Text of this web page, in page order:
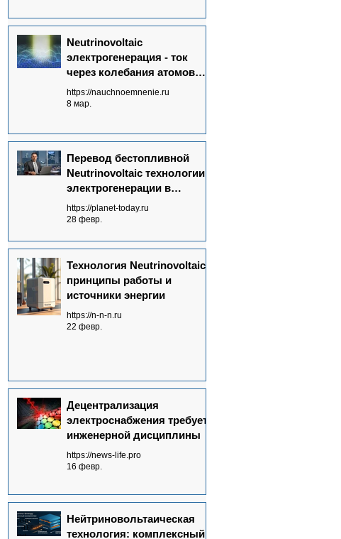
Neutrinovoltaic
электрогенерация - ток
через колебания атомов
графена
https://nauchnoemnenie.ru
8 мар.
Перевод бестопливной
Neutrinovoltaic технологии
электрогенерации в
массовое производство:
ключевые достижения
https://planet-today.ru
28 февр.
Технология Neutrinovoltaic:
принципы работы и
источники энергии
https://n-n-n.ru
22 февр.
Децентрализация
электроснабжения требует
инженерной дисциплины
https://news-life.pro
16 февр.
Нейтриновольтаическая
технология: комплексный